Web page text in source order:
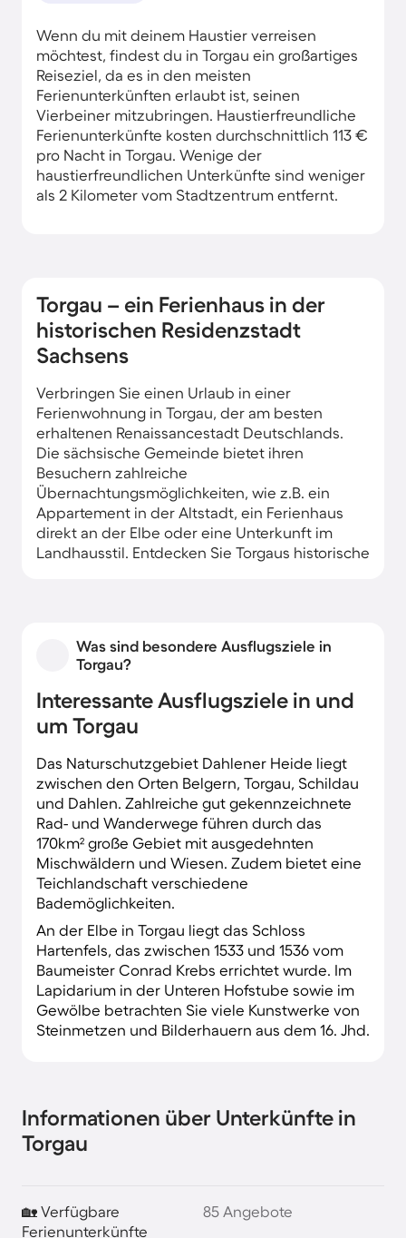
Wenn du mit deinem Haustier verreisen
möchtest, findest du in Torgau ein großartiges
Reiseziel, da es in den meisten
Ferienunterkünften erlaubt ist, seinen
Vierbeiner mitzubringen. Haustierfreundliche
Ferienunterkünfte kosten durchschnittlich 113 €
pro Nacht in Torgau. Wenige der
haustierfreundlichen Unterkünfte sind weniger
als 2 Kilometer vom Stadtzentrum entfernt.
Torgau – ein Ferienhaus in der
historischen Residenzstadt
Sachsens
Verbringen Sie einen Urlaub in einer
Ferienwohnung in Torgau, der am besten
erhaltenen Renaissancestadt Deutschlands.
Die sächsische Gemeinde bietet ihren
Besuchern zahlreiche
Übernachtungsmöglichkeiten, wie z.B. ein
Appartement in der Altstadt, ein Ferienhaus
direkt an der Elbe oder eine Unterkunft im
Landhausstil. Entdecken Sie Torgaus historische
Was sind besondere Ausflugsziele in
Torgau?
Interessante Ausflugsziele in und
um Torgau
Das Naturschutzgebiet Dahlener Heide liegt
zwischen den Orten Belgern, Torgau, Schildau
und Dahlen. Zahlreiche gut gekennzeichnete
Rad- und Wanderwege führen durch das
170km² große Gebiet mit ausgedehnten
Mischwäldern und Wiesen. Zudem bietet eine
Teichlandschaft verschiedene
Bademöglichkeiten.
An der Elbe in Torgau liegt das Schloss
Hartenfels, das zwischen 1533 und 1536 vom
Baumeister Conrad Krebs errichtet wurde. Im
Lapidarium in der Unteren Hofstube sowie im
Gewölbe betrachten Sie viele Kunstwerke von
Steinmetzen und Bilderhauern aus dem 16. Jhd.
Informationen über Unterkünfte in
Torgau
🏡 Verfügbare
Ferienunterkünfte
85 Angebote